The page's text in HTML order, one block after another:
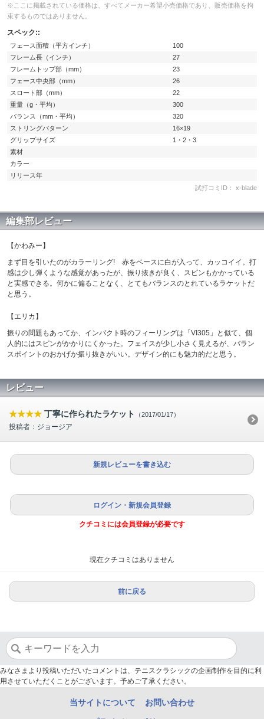
※ここに掲載されている価格は、すべてメーカー希望小売価格であり、販売価格を拘
束するものではありません。
スペック::
フェース面積（平方インチ）
100
フレーム長（インチ）
27
フレームトップ部（mm）
23
フェース中央部（mm）
26
スロート部（mm）
22
重量（g・平均）
300
バランス（mm・平均）
320
ストリングパターン
16×19
グリップサイズ
1・2・3
素材
カラー
リリース年
試打コミID： x-blade
編集部レビュー
【かわみー】
まず目を引いたのがカラーリング! 赤をベースに白が入って、カッコイイ。打
感は少し弾くような感覚があったが、振り抜きが良く、スピンもかかっている
と実感できる。何かに偏ることなく、とてもバランスのとれているラケットだ
と思う。
【エリカ】
振りの問題もあってか、インパクト時のフィーリングは「VI305」と似て、個
人的にはスピンがかかりにくかった。フェイスが少し小さく見えるが、バラン
スポイントのおかげか振り抜きがいい。デザイン的にも魅力的だと思う。
レビュー
★★★★ 丁寧に作られたラケット （2017/01/17）
投稿者：ジョージア
新規レビューを書き込む
ログイン・新規会員登録
クチコミには会員登録が必要です
現在クチコミはありません
前に戻る
みなさまより投稿いただいたコメントは、テニスクラシックの企画制作を目的に利
用させていただくことがございます。予めご了承ください。
当サイトについて お問い合わせ